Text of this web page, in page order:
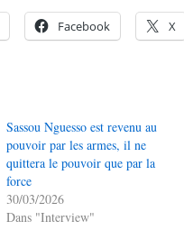
Facebook X
Sassou Nguesso est revenu au
pouvoir par les armes, il ne
quittera le pouvoir que par la
force
30/03/2026
Dans "Interview"